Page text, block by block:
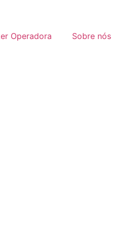
Operadora Sobre nós